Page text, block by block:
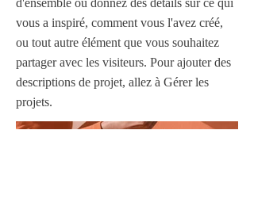
d'ensemble ou donnez des détails sur ce qui
vous a inspiré, comment vous l'avez créé,
ou tout autre élément que vous souhaitez
partager avec les visiteurs. Pour ajouter des
descriptions de projet, allez à Gérer les
projets.